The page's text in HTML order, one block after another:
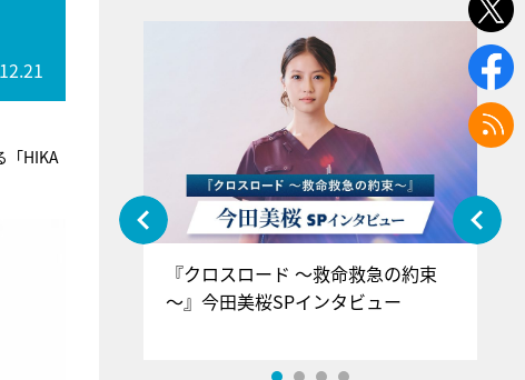
「HIKA
ぐ』＝LOV
香SPインタ
『クロスロード ～救命救急の約束
～』今田美桜SPインタビュー